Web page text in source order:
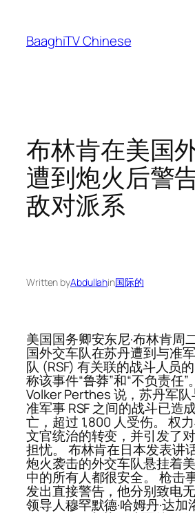
content
BaaghiTV Chinese
布林肯在美国
遭到炮火后警
敌对派系
Written byAbdullahin国际的
美国国务卿安东尼·布林肯周
国外交车队在苏丹遭到与准
队 (RSF) 有关联的战斗人员
称该事件“鲁莽”和“不负责任
Volker Perthes 说，苏丹军
准军事 RSF 之间的战斗已造
亡，超过 1,800 人受伤。 权
文官统治的转变，并引发了
担忧。 布林肯在日本发表讲
炮火袭击的外交车队悬挂着
中的所有人都很安全。 枪击
发出直接警告，他分别致电
领导人穆罕默德·哈姆丹·达加